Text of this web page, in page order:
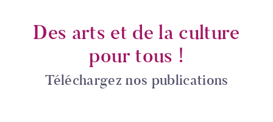
Des arts et de la culture
pour tous !
Téléchargez nos publications